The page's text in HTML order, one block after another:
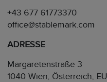
+43 677 61773370
office@stablemark.com
ADRESSE
Margaretenstraße 3
1040 Wien, Österreich, EU